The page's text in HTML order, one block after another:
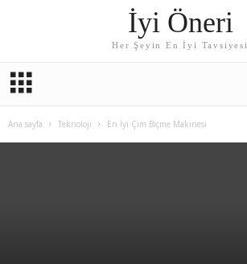
İyi Öneri
Her Şeyin En İyi Tavsiyesi
Ana sayfa Teknoloji En İyi Çim Biçme Makinesi